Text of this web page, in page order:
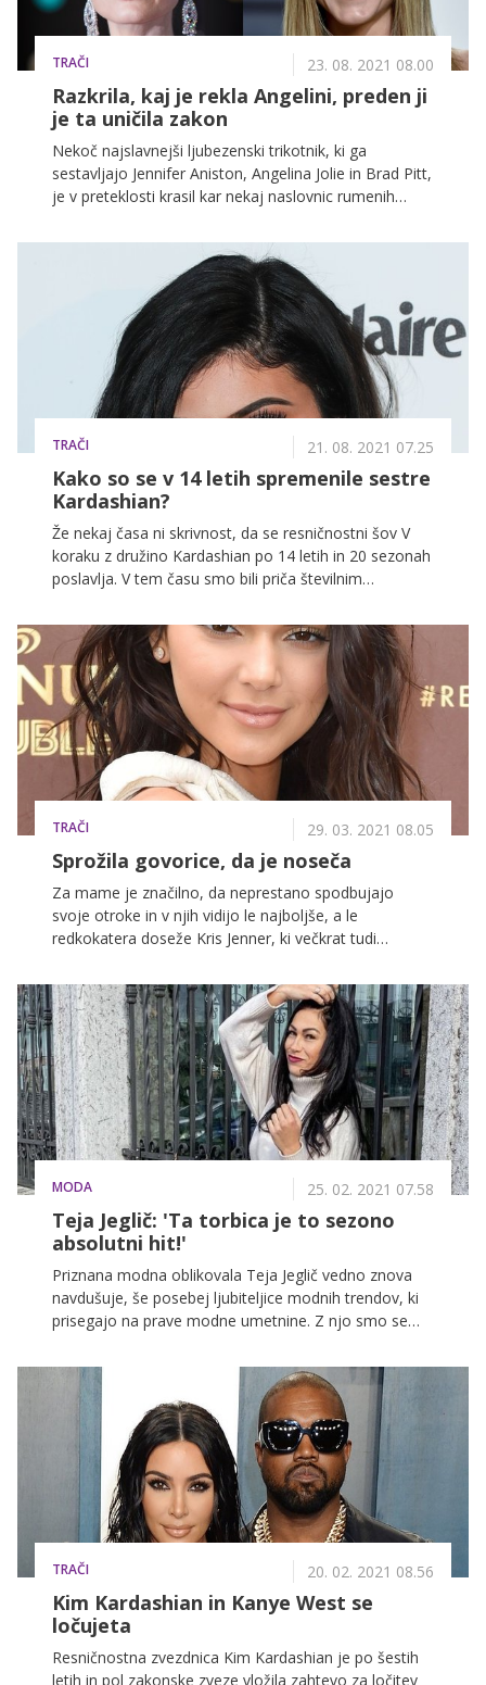
TRAČI 23. 08. 2021 08.00
Razkrila, kaj je rekla Angelini, preden ji
je ta uničila zakon
Nekoč najslavnejši ljubezenski trikotnik, ki ga
sestavljajo Jennifer Aniston, Angelina Jolie in Brad Pitt,
je v preteklosti krasil kar nekaj naslovnic rumenih
razpadel, pa to ne pomeni, da življenje slavne trojice
TRAČI 21. 08. 2021 07.25
Kako so se v 14 letih spremenile sestre
Kardashian?
Že nekaj časa ni skrivnost, da se resničnostni šov V
koraku z družino Kardashian po 14 letih in 20 sezonah
poslavlja. V tem času smo bili priča številnim
spremembam spola, rojstvom in porokam ... Ter
seveda dramatičnim spremembam videza, s katerimi
so slavne sestre Kardashian v preteklosti rade
dvigovale prah!
TRAČI 29. 03. 2021 08.05
Sprožila govorice, da je noseča
Za mame je značilno, da neprestano spodbujajo
svoje otroke in v njih vidijo le najboljše, a le
redkokatera doseže Kris Jenner, ki večkrat tudi
predvajati zadnja sezona, ki sledi življenju klana
Kardashian Jenner, Kris pa je takoj poskrbela za
razpravo na družbenih omrežjih. Ni kaj, po vseh teh
letih dobro ve, kako poskrbeti za publiciteto.
MODA 25. 02. 2021 07.58
Teja Jeglič: 'Ta torbica je to sezono
absolutni hit!'
Priznana modna oblikovala Teja Jeglič vedno znova
navdušuje, še posebej ljubiteljice modnih trendov, ki
prisegajo na prave modne umetnine. Z njo smo se
sezoni pomlad/poletje 2021.
TRAČI 20. 02. 2021 08.56
Kim Kardashian in Kanye West se
ločujeta
Resničnostna zvezdnica Kim Kardashian je po šestih
letih in pol zakonske zveze vložila zahtevo za ločitev